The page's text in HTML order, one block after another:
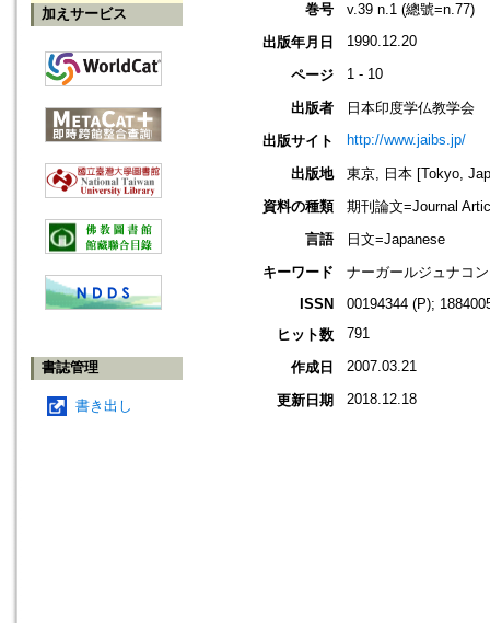
加えサービス
書誌管理
書き出し
巻号
v.39 n.1 (總號=n.77)
出版年月日
1990.12.20
ページ 1 - 10
出版者
日本印度学仏教学会
出版サイト
http://www.jaibs.jp/
出版地
東京, 日本 [Tokyo,
資料の種類
期刊論文=Journal
言語
日文=Japanese
キーワード
ナーガールジュナコ
ISSN
00194344 (P);
ヒット数
791
作成日 2007.03.21
更新日期 2018.12.18